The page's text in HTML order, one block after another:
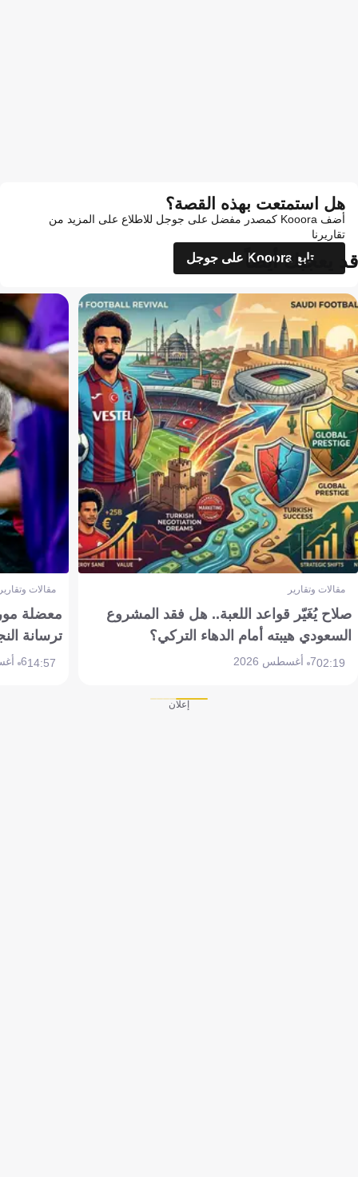
هل استمتعت بهذه القصة؟
أضف Kooora كمصدر مفضل على جوجل للاطلاع على المزيد من
تقاريرنا
تابع Kooora على جوجل
قد يعجبك أيضاً
مقالات وتقارير
صلاح يُغَيّر قواعد اللعبة.. هل فقد المشروع
السعودي هيبته أمام الدهاء التركي؟
02:197 أغسطس 2026
مقالات
معضلة
ترسانة
14:576 أغسطس 2026
إعلان